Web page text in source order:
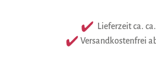
Lieferzeit ca.
Versandkostenfrei